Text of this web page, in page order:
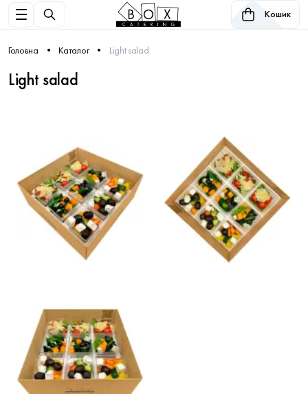
Кошик
Головна Каталог Light salad
Light salad